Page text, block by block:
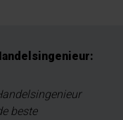
beste